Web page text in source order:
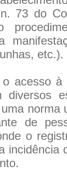
73 do
etc.).
acesso à
diversos
norma
de
o
incidência